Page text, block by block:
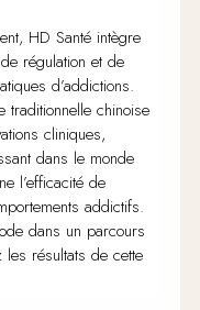
HD Santé intègre
régulation et de
d’addictions.
traditionnelle chinoise
cliniques,
dans le monde
l’efficacité de
addictifs.
dans un parcours
les résultats de cette